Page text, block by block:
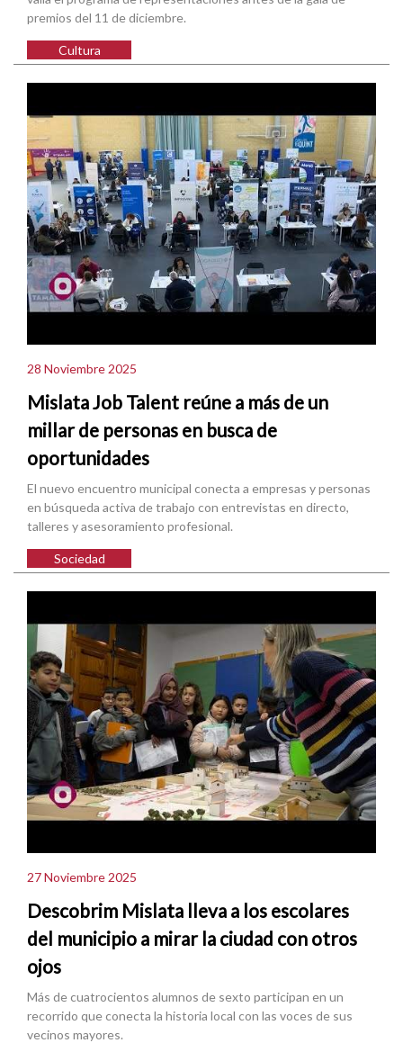
premios del 11 de diciembre.
Cultura
28 Noviembre 2025
Mislata Job Talent reúne a más de un
millar de personas en busca de
oportunidades
El nuevo encuentro municipal conecta a empresas y personas
en búsqueda activa de trabajo con entrevistas en directo,
talleres y asesoramiento profesional.
Sociedad
27 Noviembre 2025
Descobrim Mislata lleva a los escolares
del municipio a mirar la ciudad con otros
ojos
Más de cuatrocientos alumnos de sexto participan en un
recorrido que conecta la historia local con las voces de sus
vecinos mayores.